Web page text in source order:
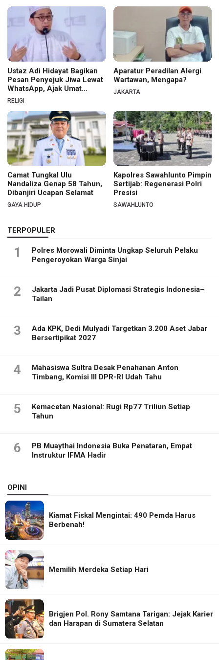
Ustaz Adi Hidayat Bagikan
Pesan Penyejuk Jiwa Lewat
WhatsApp, Ajak Umat
Menata Hati dan Iman
RELIGI
Aparatur Peradilan Alergi
Wartawan, Mengapa?
JAKARTA
Camat Tungkal Ulu
Nandaliza Genap 58 Tahun,
Dibanjiri Ucapan Selamat
GAYA HIDUP
Kapolres Sawahlunto Pimpin
Sertijab: Regenerasi Polri
Presisi
SAWAHLUNTO
TERPOPULER
1
Polres Morowali Diminta Ungkap Seluruh Pelaku
Pengeroyokan Warga Sinjai
2
Jakarta Jadi Pusat Diplomasi Strategis Indonesia–
Tailan
3
Ada KPK, Dedi Mulyadi Targetkan 3.200 Aset Jabar
Bersertipikat 2027
4
Mahasiswa Sultra Desak Penahanan Anton
Timbang, Komisi III DPR-RI Udah Tahu
5
Kemacetan Nasional: Rugi Rp77 Triliun Setiap
Tahun
6
PB Muaythai Indonesia Buka Penataran, Empat
Instruktur IFMA Hadir
OPINI
Kiamat Fiskal Mengintai: 490 Pemda Harus
Berbenah!
Memilih Merdeka Setiap Hari
Brigjen Pol. Rony Samtana Tarigan: Jejak Karier
dan Harapan di Sumatera Selatan